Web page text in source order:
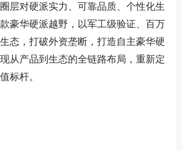
层对硬派实力、可靠品质、个性化生
豪华硬派越野，以军工级验证、百万
态，打破外资垄断，打造自主豪华硬
从产品到生态的全链路布局，重新定
标杆。